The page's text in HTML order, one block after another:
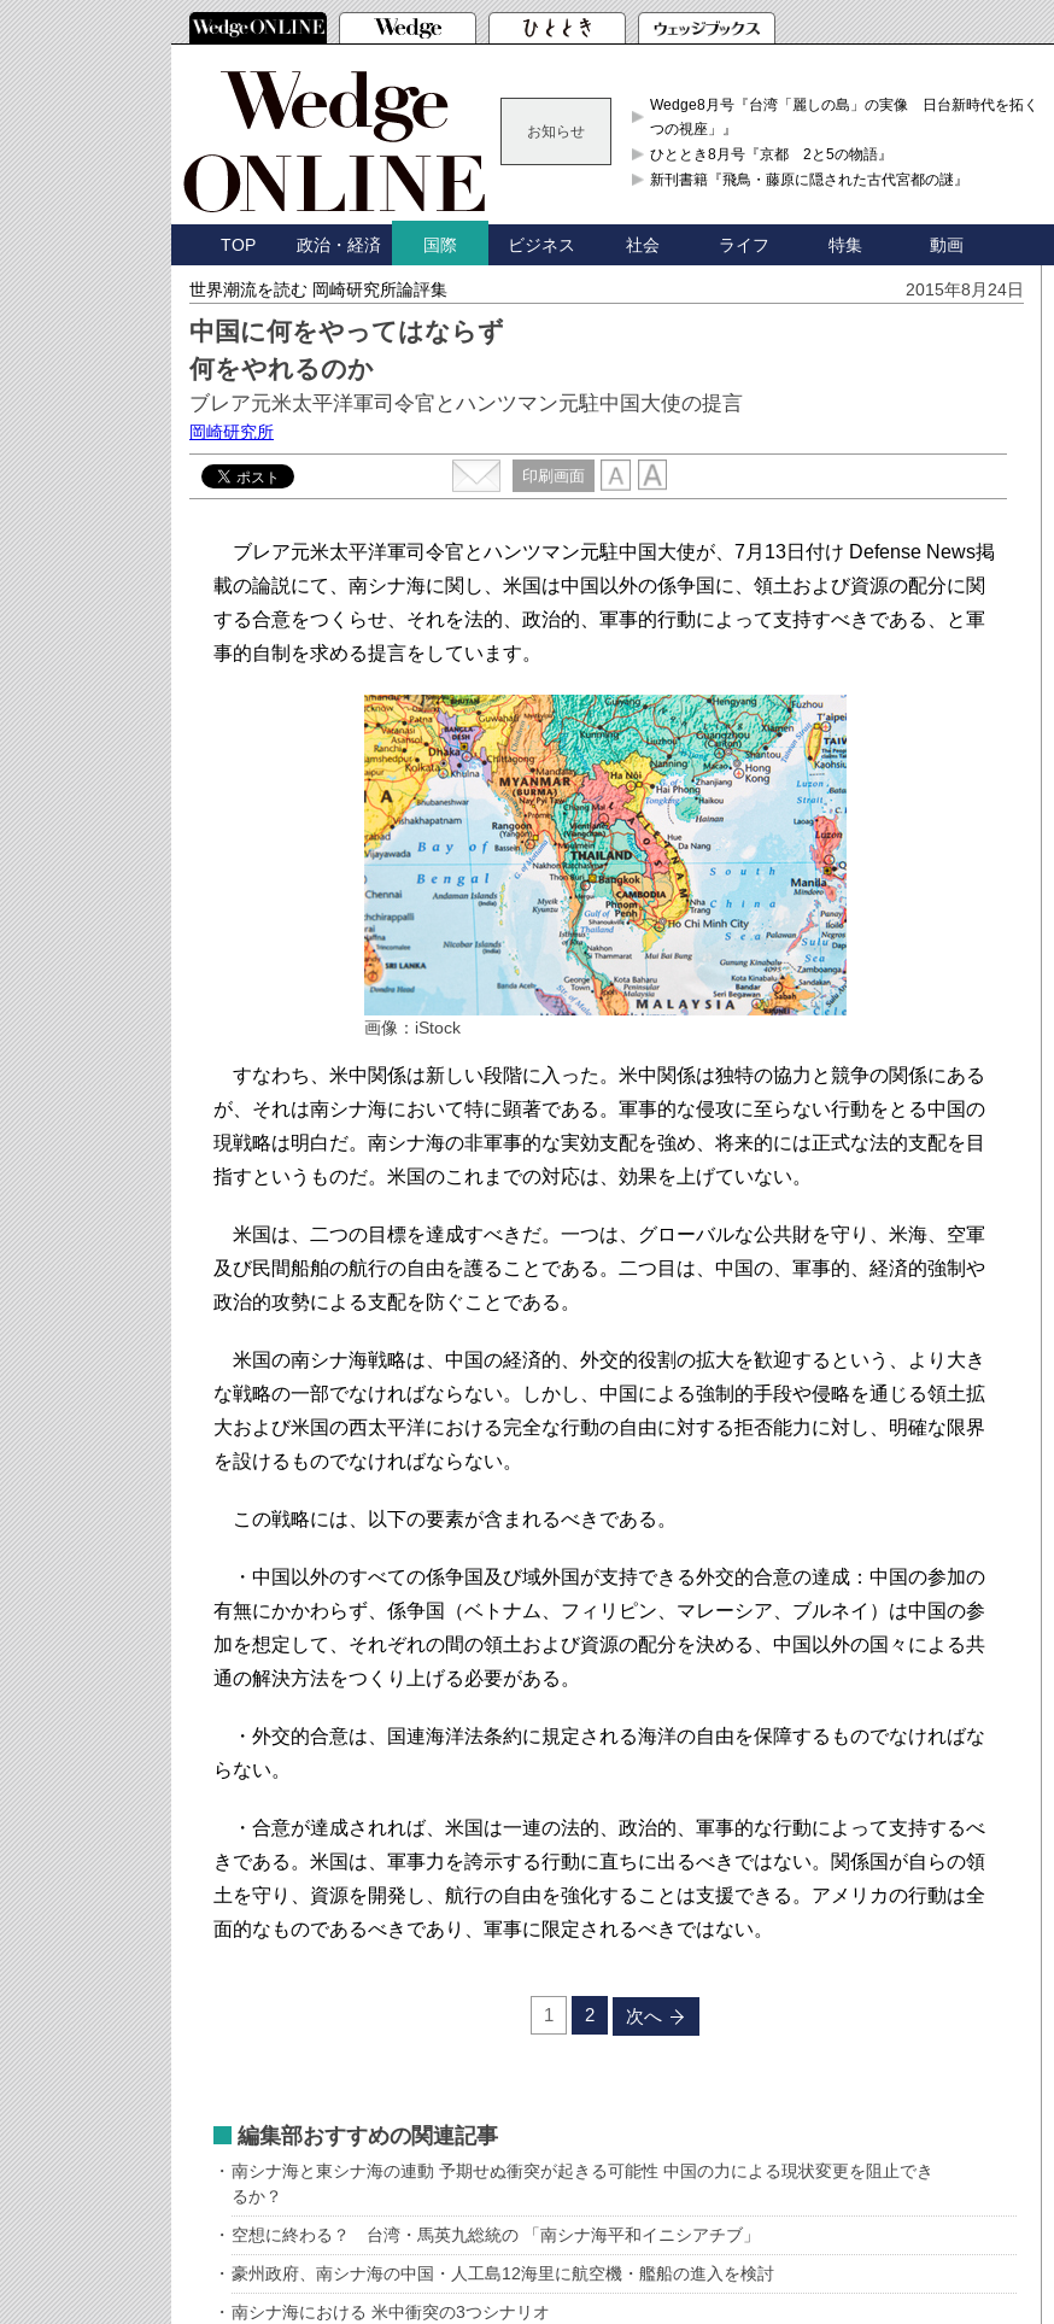
お知らせ
Wedge8月号『台湾「麗しの島」の実像 日台新時代を拓く「3
つの視座」』
ひととき8月号『京都 2と5の物語』
新刊書籍『飛鳥・藤原に隠された古代宮都の謎』
TOP 政治・経済 国際 ビジネス 社会 ライフ 特集 動画
世界潮流を読む 岡崎研究所論評集 2015年8月24日
中国に何をやってはならず
何をやれるのか
ブレア元米太平洋軍司令官とハンツマン元駐中国大使の提言
岡崎研究所
印刷画面
ブレア元米太平洋軍司令官とハンツマン元駐中国大使が、7月13日付け Defense News掲
載の論説にて、南シナ海に関し、米国は中国以外の係争国に、領土および資源の配分に関
する合意をつくらせ、それを法的、政治的、軍事的行動によって支持すべきである、と軍
事的自制を求める提言をしています。
画像：iStock
すなわち、米中関係は新しい段階に入った。米中関係は独特の協力と競争の関係にある
が、それは南シナ海において特に顕著である。軍事的な侵攻に至らない行動をとる中国の
現戦略は明白だ。南シナ海の非軍事的な実効支配を強め、将来的には正式な法的支配を目
指すというものだ。米国のこれまでの対応は、効果を上げていない。
米国は、二つの目標を達成すべきだ。一つは、グローバルな公共財を守り、米海、空軍
及び民間船舶の航行の自由を護ることである。二つ目は、中国の、軍事的、経済的強制や
政治的攻勢による支配を防ぐことである。
米国の南シナ海戦略は、中国の経済的、外交的役割の拡大を歓迎するという、より大き
な戦略の一部でなければならない。しかし、中国による強制的手段や侵略を通じる領土拡
大および米国の西太平洋における完全な行動の自由に対する拒否能力に対し、明確な限界
を設けるものでなければならない。
この戦略には、以下の要素が含まれるべきである。
・中国以外のすべての係争国及び域外国が支持できる外交的合意の達成：中国の参加の
有無にかかわらず、係争国（ベトナム、フィリピン、マレーシア、ブルネイ）は中国の参
加を想定して、それぞれの間の領土および資源の配分を決める、中国以外の国々による共
通の解決方法をつくり上げる必要がある。
・外交的合意は、国連海洋法条約に規定される海洋の自由を保障するものでなければな
らない。
・合意が達成されれば、米国は一連の法的、政治的、軍事的な行動によって支持するべ
きである。米国は、軍事力を誇示する行動に直ちに出るべきではない。関係国が自らの領
土を守り、資源を開発し、航行の自由を強化することは支援できる。アメリカの行動は全
面的なものであるべきであり、軍事に限定されるべきではない。
1 2 次へ
編集部おすすめの関連記事
南シナ海と東シナ海の連動 予期せぬ衝突が起きる可能性 中国の力による現状変更を阻止でき
るか？
空想に終わる？ 台湾・馬英九総統の 「南シナ海平和イニシアチブ」
豪州政府、南シナ海の中国・人工島12海里に航空機・艦船の進入を検討
南シナ海における 米中衝突の3つシナリオ